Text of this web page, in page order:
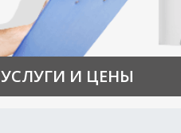
УСЛУГИ И ЦЕНЫ